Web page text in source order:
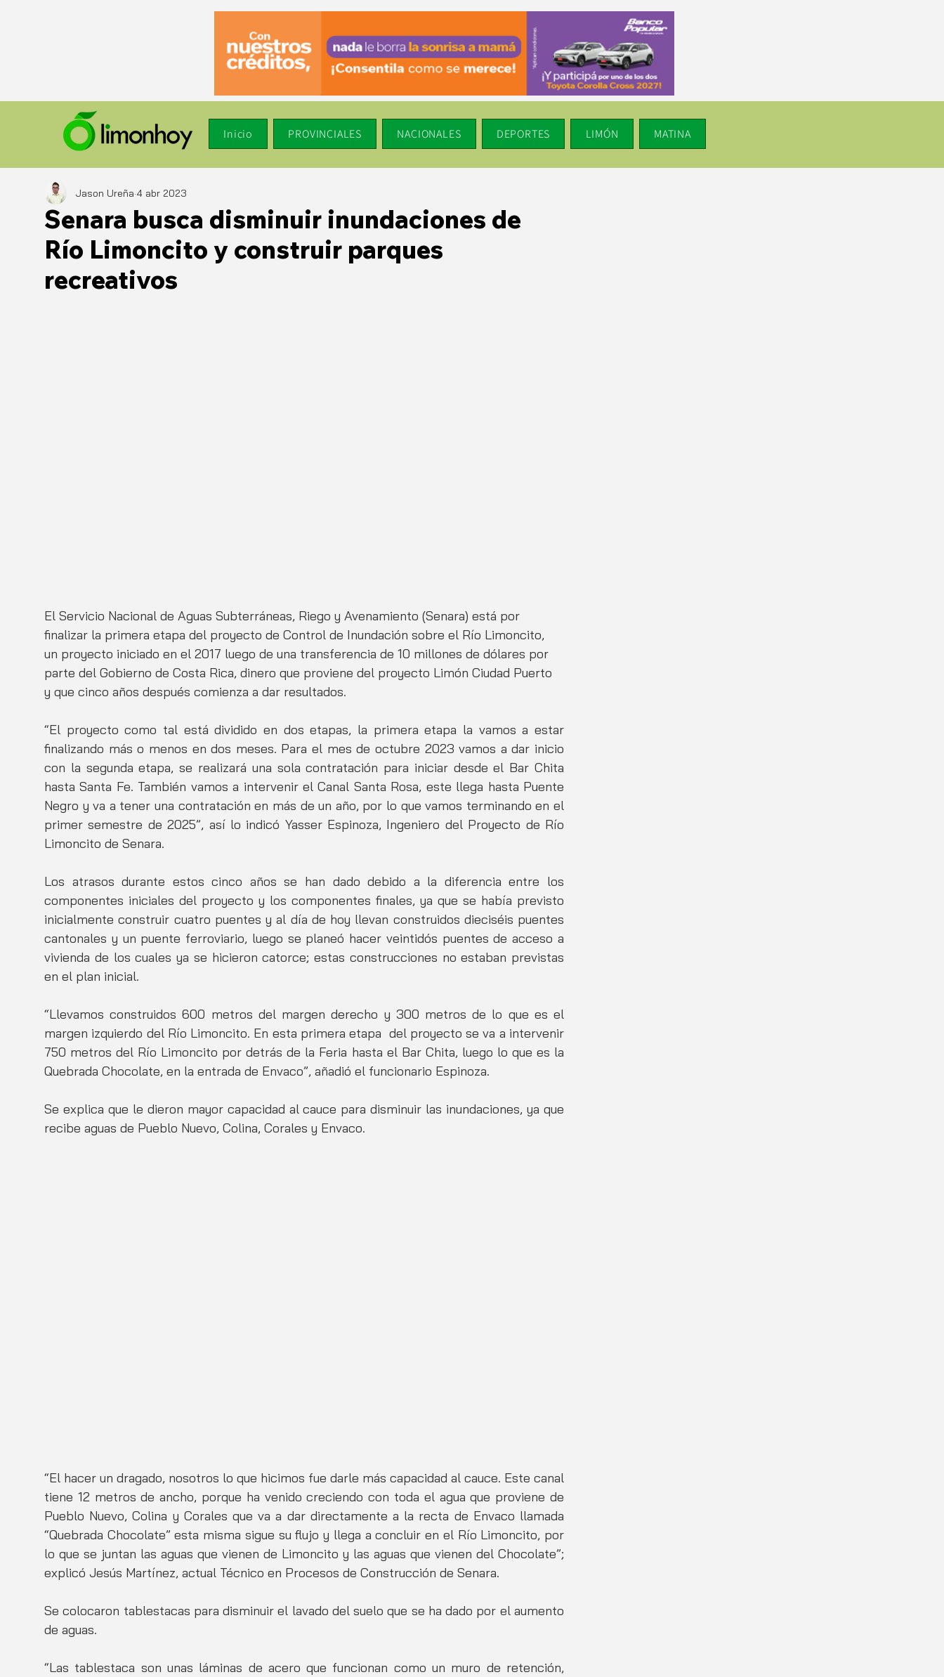
Inicio PROVINCIALES NACIONALES DEPORTES LIMÓN MATINA
Senara busca disminuir inundaciones de
Río Limoncito y construir parques
recreativos
Jason Ureña 4 abr 2023
El Servicio Nacional de Aguas Subterráneas, Riego y Avenamiento (Senara) está por
finalizar la primera etapa del proyecto de Control de Inundación sobre el Río Limoncito,
un proyecto iniciado en el 2017 luego de una transferencia de 10 millones de dólares por
parte del Gobierno de Costa Rica, dinero que proviene del proyecto Limón Ciudad Puerto
y que cinco años después comienza a dar resultados.
“El proyecto como tal está dividido en dos etapas, la primera etapa la vamos a estar
finalizando más o menos en dos meses. Para el mes de octubre 2023 vamos a dar inicio
con la segunda etapa, se realizará una sola contratación para iniciar desde el Bar Chita
hasta Santa Fe. También vamos a intervenir el Canal Santa Rosa, este llega hasta Puente
Negro y va a tener una contratación en más de un año, por lo que vamos terminando en el
primer semestre de 2025”, así lo indicó Yasser Espinoza, Ingeniero del Proyecto de Río
Limoncito de Senara.
Los atrasos durante estos cinco años se han dado debido a la diferencia entre los
componentes iniciales del proyecto y los componentes finales, ya que se había previsto
inicialmente construir cuatro puentes y al día de hoy llevan construidos dieciséis puentes
cantonales y un puente ferroviario, luego se planeó hacer veintidós puentes de acceso a
vivienda de los cuales ya se hicieron catorce; estas construcciones no estaban previstas
en el plan inicial.
“Llevamos construidos 600 metros del margen derecho y 300 metros de lo que es el
margen izquierdo del Río Limoncito. En esta primera etapa  del proyecto se va a intervenir
750 metros del Río Limoncito por detrás de la Feria hasta el Bar Chita, luego lo que es la
Quebrada Chocolate, en la entrada de Envaco”, añadió el funcionario Espinoza.
Se explica que le dieron mayor capacidad al cauce para disminuir las inundaciones, ya que
recibe aguas de Pueblo Nuevo, Colina, Corales y Envaco.
“El hacer un dragado, nosotros lo que hicimos fue darle más capacidad al cauce. Este canal
tiene 12 metros de ancho, porque ha venido creciendo con toda el agua que proviene de
Pueblo Nuevo, Colina y Corales que va a dar directamente a la recta de Envaco llamada
“Quebrada Chocolate” esta misma sigue su flujo y llega a concluir en el Río Limoncito, por
lo que se juntan las aguas que vienen de Limoncito y las aguas que vienen del Chocolate”;
explicó Jesús Martínez, actual Técnico en Procesos de Construcción de Senara.
Se colocaron tablestacas para disminuir el lavado del suelo que se ha dado por el aumento
de aguas.
“Las tablestaca son unas láminas de acero que funcionan como un muro de retención,